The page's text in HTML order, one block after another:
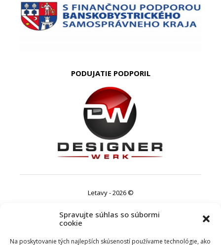
Spravujte súhlas so súbormi
cookie
Na poskytovanie tých najlepších skúseností používame technológie, ako
PODUJATIE PODPORIL
Letavy - 2026 ©